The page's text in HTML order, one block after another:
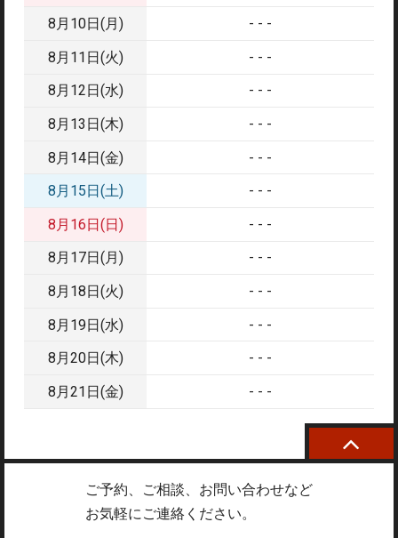
8月10日(月)
- - -
8月11日(火)
- - -
8月12日(水)
- - -
8月13日(木)
- - -
8月14日(金)
- - -
8月15日(土)
- - -
8月16日(日)
- - -
8月17日(月)
- - -
8月18日(火)
- - -
8月19日(水)
- - -
8月20日(木)
- - -
8月21日(金)
- - -
ご予約、ご相談、お問い合わせなど
お気軽にご連絡ください。